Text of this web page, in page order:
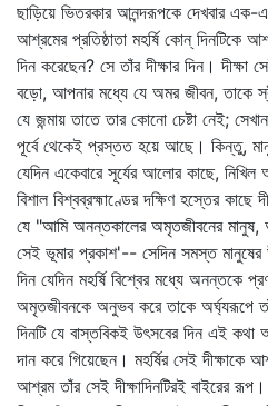
ছাড়িয়ে ভিতরকার আনন্দরূপকে দেখবার
আশ্রমের প্রতিষ্ঠাতা মহর্ষি কোন্‌ দিনটিকে
দিন করেছেন? সে তাঁর দীক্ষার দিন। দীক্ষা
বড়ো, আপনার মধ্যে যে অমর জীবন, তাকে
যে জন্মায় তাতে তার কোনো চেষ্টা নেই;
পূর্বে থেকেই প্রস্তত হয়ে আছে। কিন্তু,
যেদিন একেবারে সূর্যের আলোর কাছে,
বিশাল বিশ্বব্রহ্মাণ্ডের দক্ষিণ হস্তের
যে "আমি অনন্তকালের অমৃতজীবনের মানুষ,
সেই ভূমার প্রকাশ'-- সেদিন সমস্ত মানুষের
দিন যেদিন মহর্ষি বিশ্বের মধ্যে অনন্তকে
অমৃতজীবনকে অনুভব করে তাকে অর্ঘ্যরূপে
দিনটি যে বাস্তবিকই উৎসবের দিন এই
দান করে গিয়েছেন। মহর্ষির সেই
আশ্রম তাঁর সেই দীক্ষাদিনটিরই বাইরের রূপ।